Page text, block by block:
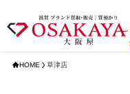
HOME 草津店